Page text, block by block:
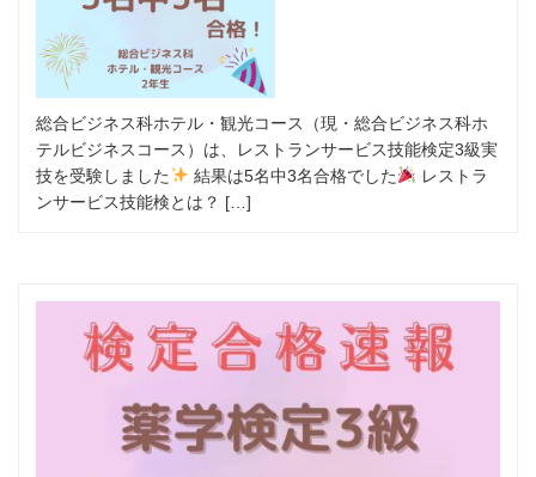
総合ビジネス科ホテル・観光コース（現・総合ビジネス科ホ
テルビジネスコース）は、レストランサービス技能検定3級実
技を受験しました
結果は5名中3名合格でした
レストラ
ンサービス技能検とは？ […]